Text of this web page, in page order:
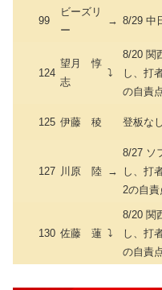
99
ビーズリ
ー
→ 8/29 中
124
望月 惇
志
⤵
8/20 関
し、打
の自責
125 伊藤 稜 登板なし
127 川原 陸 →
8/27 ソ
し、打
2の自責
130 佐藤 蓮 ⤵
8/20 関
し、打
の自責